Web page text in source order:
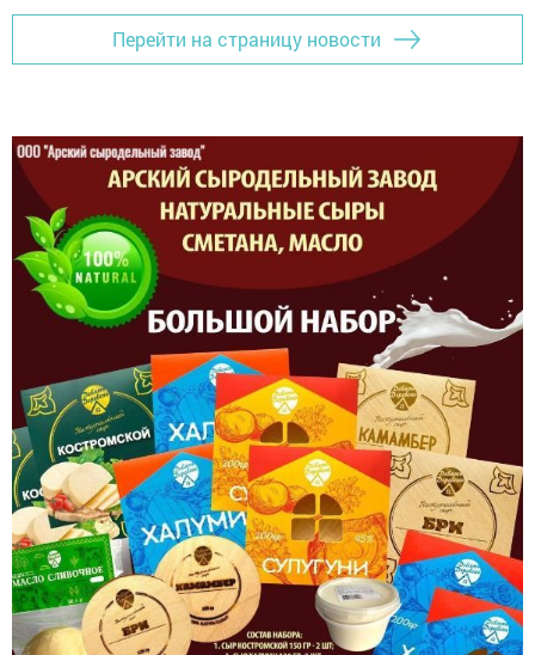
Перейти на страницу новости